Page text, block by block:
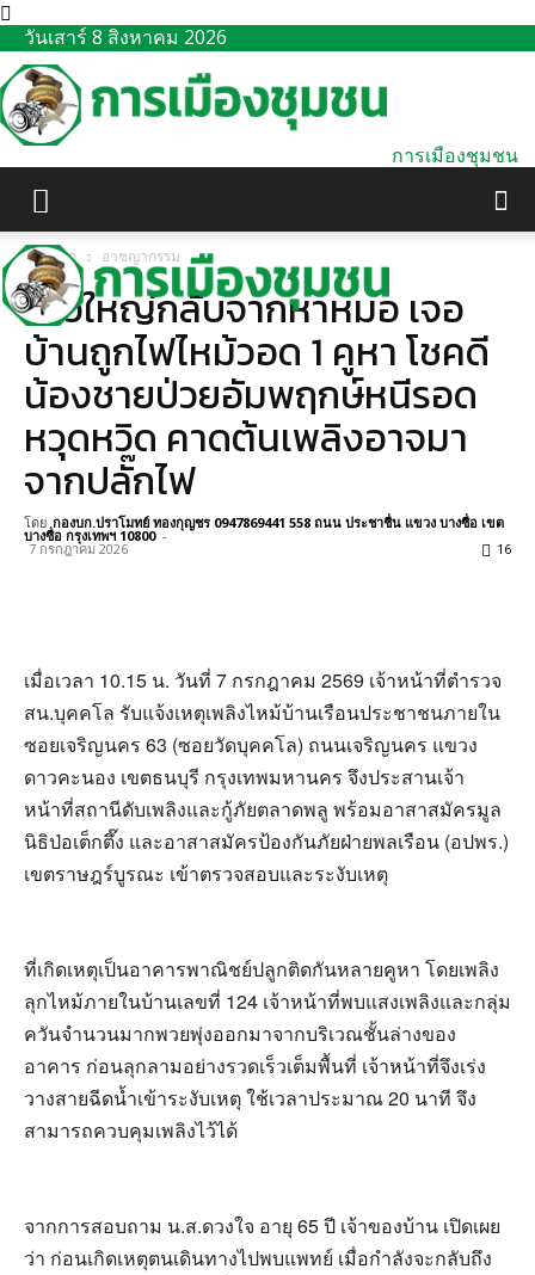
วันเสาร์ 8 สิงหาคม 2026
การเมืองชุมชน
หน้าแรก อาชญากรรม
สาวใหญ่กลับจากหาหมอ เจอ
บ้านถูกไฟไหม้วอด 1 คูหา โชคดี
น้องชายป่วยอัมพฤกษ์หนีรอด
หวุดหวิด คาดต้นเพลิงอาจมา
จากปลั๊กไฟ
โดย กองบก.ปราโมทย์ ทองกุญชร 0947869441 558 ถนน ประชาชื่น แขวง บางซื่อ เขต
บางซื่อ กรุงเทพฯ 10800 -
7 กรกฎาคม 2026 16
เมื่อเวลา 10.15 น. วันที่ 7 กรกฎาคม 2569 เจ้าหน้าที่ตำรวจ
สน.บุคคโล รับแจ้งเหตุเพลิงไหม้บ้านเรือนประชาชนภายใน
ซอยเจริญนคร 63 (ซอยวัดบุคคโล) ถนนเจริญนคร แขวง
ดาวคะนอง เขตธนบุรี กรุงเทพมหานคร จึงประสานเจ้า
หน้าที่สถานีดับเพลิงและกู้ภัยตลาดพลู พร้อมอาสาสมัครมูล
นิธิป่อเต็กตึ๊ง และอาสาสมัครป้องกันภัยฝ่ายพลเรือน (อปพร.)
เขตราษฎร์บูรณะ เข้าตรวจสอบและระงับเหตุ
ที่เกิดเหตุเป็นอาคารพาณิชย์ปลูกติดกันหลายคูหา โดยเพลิง
ลุกไหม้ภายในบ้านเลขที่ 124 เจ้าหน้าที่พบแสงเพลิงและกลุ่ม
ควันจำนวนมากพวยพุ่งออกมาจากบริเวณชั้นล่างของ
อาคาร ก่อนลุกลามอย่างรวดเร็วเต็มพื้นที่ เจ้าหน้าที่จึงเร่ง
วางสายฉีดน้ำเข้าระงับเหตุ ใช้เวลาประมาณ 20 นาที จึง
สามารถควบคุมเพลิงไว้ได้
จากการสอบถาม น.ส.ดวงใจ อายุ 65 ปี เจ้าของบ้าน เปิดเผย
ว่า ก่อนเกิดเหตุตนเดินทางไปพบแพทย์ เมื่อกำลังจะกลับถึง